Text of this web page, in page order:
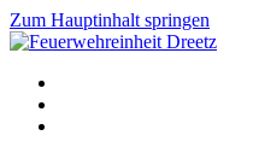
Zum Hauptinhalt springen